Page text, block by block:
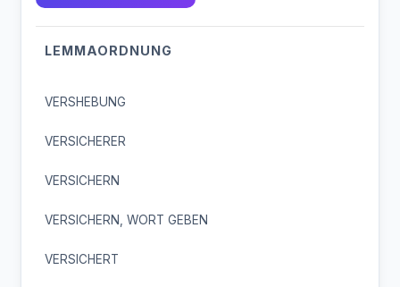
LEMMAORDNUNG
VERSHEBUNG
VERSICHERER
VERSICHERN
VERSICHERN, WORT GEBEN
VERSICHERT